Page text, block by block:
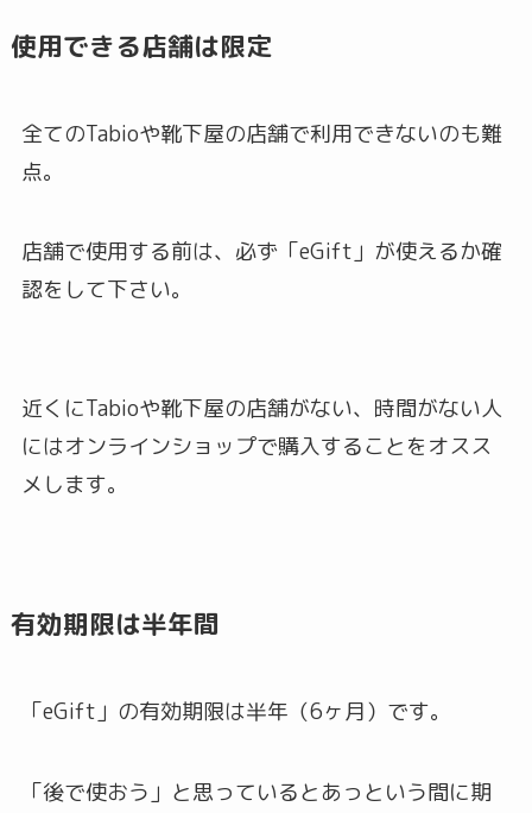
使用できる店舗は限定
全てのTabioや靴下屋の店舗で利用できないのも難
点。
店舗で使用する前は、必ず「eGift」が使えるか確
認をして下さい。
近くにTabioや靴下屋の店舗がない、時間がない人
にはオンラインショップで購入することをオスス
メします。
有効期限は半年間
「eGift」の有効期限は半年（6ヶ月）です。
「後で使おう」と思っているとあっという間に期